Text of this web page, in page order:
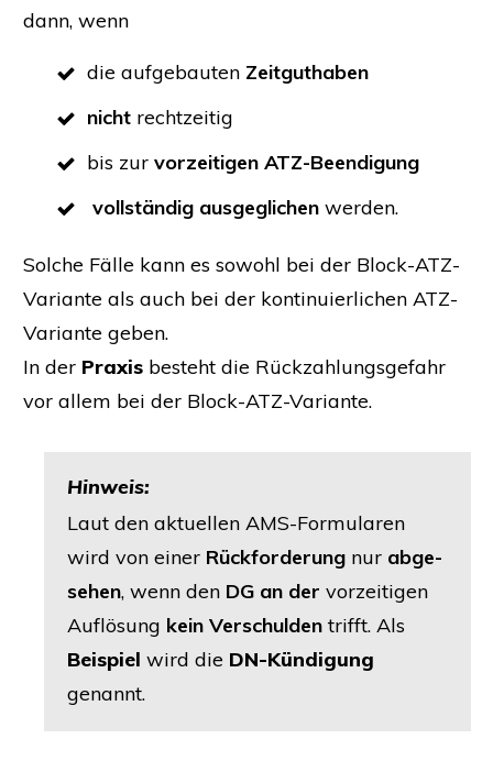
dann, wenn
die auf­ge­bau­ten Zeitguthaben
nicht recht­zei­tig
bis zur vor­zei­ti­gen ATZ-Beendigung
voll­stän­dig aus­ge­gli­chen werden.
Sol­che Fäl­le kann es sowohl bei der Block-ATZ-
Vari­an­te als auch bei der kon­ti­nu­ier­li­chen ATZ-
Vari­an­te geben.
In der Pra­xis besteht die Rück­zah­lungs­ge­fahr
vor allem bei der Block-ATZ-Variante.
Hin­weis:
Laut den aktu­el­len AMS-For­mu­la­ren
wird von einer Rück­for­de­rung nur abge­
se­hen, wenn den DG an der vor­zei­ti­gen
Auf­lö­sung kein Ver­schul­den trifft. Als
Bei­spiel wird die DN-Kün­di­gung
genannt.